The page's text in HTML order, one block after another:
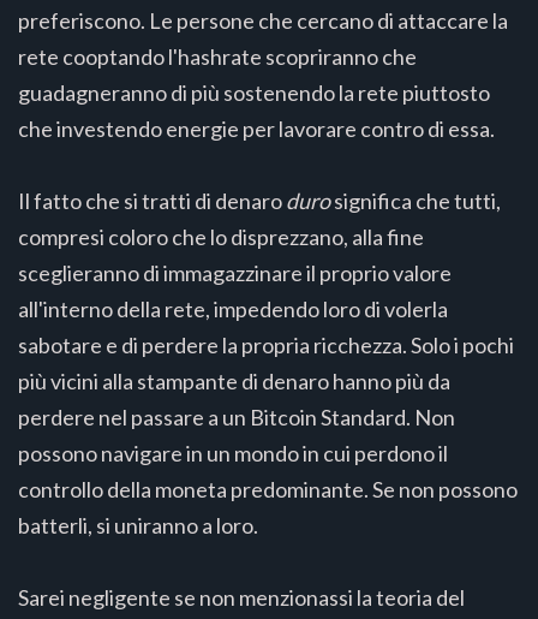
preferiscono. Le persone che cercano di attaccare la
rete cooptando l'hashrate scopriranno che
guadagneranno di più sostenendo la rete piuttosto
che investendo energie per lavorare contro di essa.
Il fatto che si tratti di denarodurosignifica che tutti,
compresi coloro che lo disprezzano, alla fine
sceglieranno di immagazzinare il proprio valore
all'interno della rete, impedendo loro di volerla
sabotare e di perdere la propria ricchezza. Solo i pochi
più vicini alla stampante di denaro hanno più da
perdere nel passare a un Bitcoin Standard. Non
possono navigare in un mondo in cui perdono il
controllo della moneta predominante. Se non possono
batterli, si uniranno a loro.
Sarei negligente se non menzionassi la teoria del